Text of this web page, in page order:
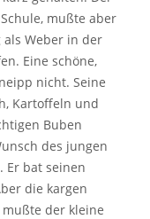
mußte aber
als Weber in der
Eine schöne,
nicht. Seine
Kartoffeln und
Buben
des jungen
Er bat seinen
die kargen
der kleine